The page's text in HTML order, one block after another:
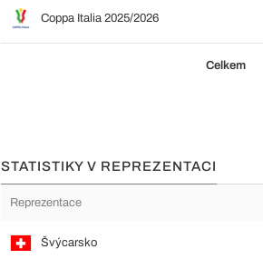
Coppa Italia 2025/2026
Celkem
STATISTIKY V REPREZENTACI
Reprezentace
Švýcarsko